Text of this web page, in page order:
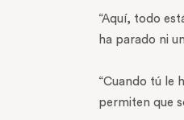
“Aquí, todo
ha parado ni
“Cuando tú le
permiten que